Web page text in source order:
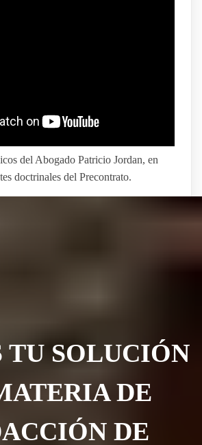
del Abogado Patricio Jordan, en
doctrinales del Precontrato.
TU SOLUCIÓN
DE
DE